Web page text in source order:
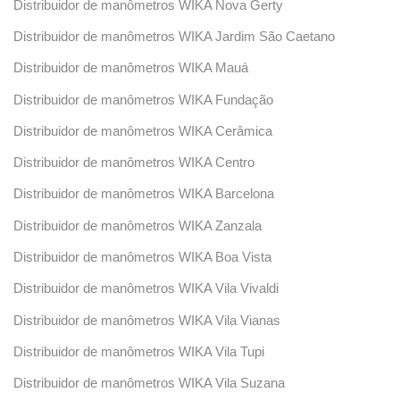
Distribuidor de manômetros WIKA Nova Gerty
Distribuidor de manômetros WIKA Jardim São Caetano
Distribuidor de manômetros WIKA Mauá
Distribuidor de manômetros WIKA Fundação
Distribuidor de manômetros WIKA Cerâmica
Distribuidor de manômetros WIKA Centro
Distribuidor de manômetros WIKA Barcelona
Distribuidor de manômetros WIKA Zanzala
Distribuidor de manômetros WIKA Boa Vista
Distribuidor de manômetros WIKA Vila Vivaldi
Distribuidor de manômetros WIKA Vila Vianas
Distribuidor de manômetros WIKA Vila Tupi
Distribuidor de manômetros WIKA Vila Suzana